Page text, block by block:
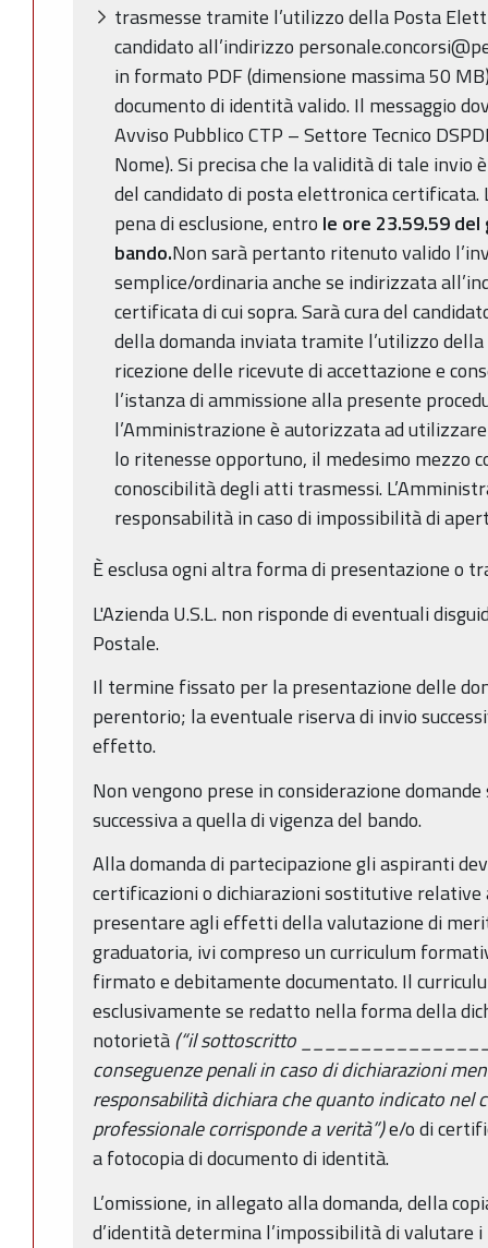
trasmesse tramite l’utilizzo della Posta
candidato all’indirizzo
in formato PDF (dimensione massima 50
documento di identità valido. Il messaggio
Avviso Pubblico CTP – Settore Tecnico
Nome). Si precisa che la validità di tale invio
del candidato di posta elettronica certificata.
pena di esclusione, entro le ore 23.59.59
bando.Non sarà pertanto ritenuto valido
semplice/ordinaria anche se indirizzata
certificata di cui sopra. Sarà cura del
della domanda inviata tramite l’utilizzo
ricezione delle ricevute di accettazione e
l’istanza di ammissione alla presente
l’Amministrazione è autorizzata ad
lo ritenesse opportuno, il medesimo mezzo
conoscibilità degli atti trasmessi.
responsabilità in caso di impossibilità di
È esclusa ogni altra forma di presentazione o
L'Azienda U.S.L. non risponde di eventuali
Postale.
Il termine fissato per la presentazione delle
perentorio; la eventuale riserva di invio
effetto.
Non vengono prese in considerazione
successiva a quella di vigenza del bando.
Alla domanda di partecipazione gli aspiranti
certificazioni o dichiarazioni sostitutive
presentare agli effetti della valutazione di
graduatoria, ivi compreso un curriculum
firmato e debitamente documentato. Il
esclusivamente se redatto nella forma della
notorietà(“il sottoscritto
conseguenze penali in caso di dichiarazioni
responsabilità dichiara che quanto indicato nel
professionale corrisponde a verità”)e/o di
a fotocopia di documento di identità.
L’omissione, in allegato alla domanda, della
d’identità determina l’impossibilità di valutare